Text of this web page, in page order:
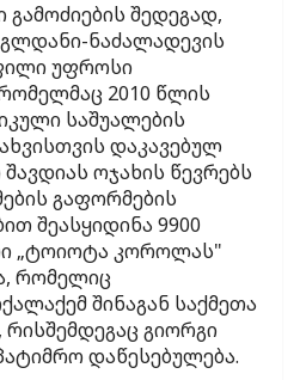
შედეგად,
ნაძალადევის
უფროსი
2010 წლის
საშუალების
დაკავებულ
ოჯახის წევრებს
გაფორმების
შეასყიდინა 9900
„ტოიოტა კოროლას"
რომელიც
შინაგან საქმეთა
რისშემდეგაც გიორგი
დაწესებულება.